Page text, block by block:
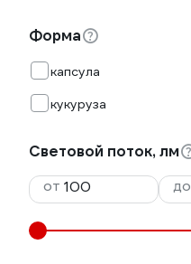
Форма
капсула
кукуруза
Световой поток, лм
от
до